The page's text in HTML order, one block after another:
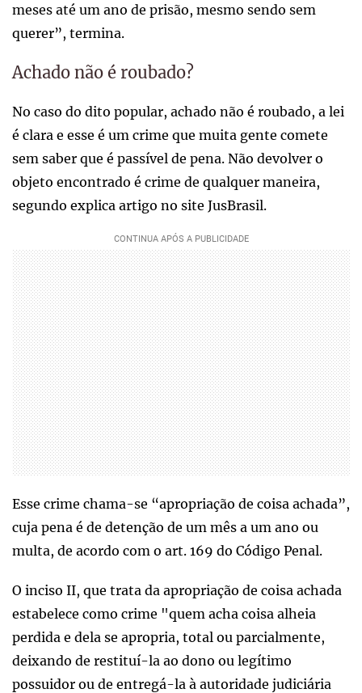
meses até um ano de prisão, mesmo sendo sem
querer”, termina.
Achado não é roubado?
No caso do dito popular, achado não é roubado, a lei
é clara e esse é um crime que muita gente comete
sem saber que é passível de pena. Não devolver o
objeto encontrado é crime de qualquer maneira,
segundo explica artigo no site JusBrasil.
Esse crime chama-se “apropriação de coisa achada”,
cuja pena é de detenção de um mês a um ano ou
multa, de acordo com o art. 169 do Código Penal.
O inciso II, que trata da apropriação de coisa achada
estabelece como crime "quem acha coisa alheia
perdida e dela se apropria, total ou parcialmente,
deixando de restituí-la ao dono ou legítimo
possuidor ou de entregá-la à autoridade judiciária